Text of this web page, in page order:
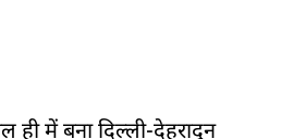
ही में बना दिल्ली-देहरादून